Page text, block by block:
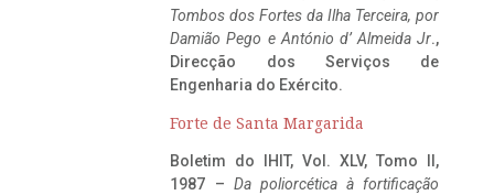
Tombos dos Fortes da Ilha Terceira, por
Damião Pego e António d’ Almeida Jr.,
Direcção dos Serviços de
Engenharia do Exército.
Forte de Santa Margarida
Boletim do IHIT, Vol. XLV, Tomo II,
1987 – Da poliorcética à fortificação